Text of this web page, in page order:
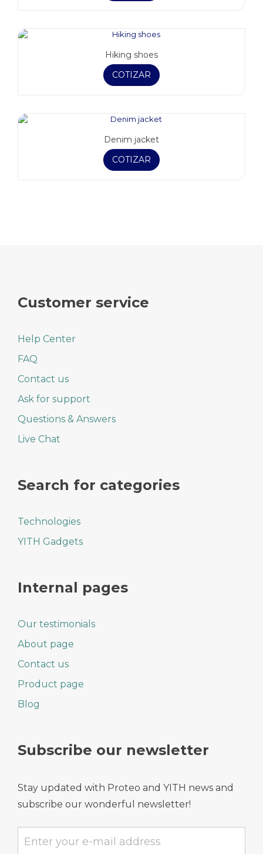
Hiking shoes
COTIZAR
Denim jacket
COTIZAR
Customer service
Help Center
FAQ
Contact us
Ask for support
Questions & Answers
Live Chat
Search for categories
Technologies
YITH Gadgets
Internal pages
Our testimonials
About page
Contact us
Product page
Blog
Subscribe our newsletter
Stay updated with Proteo and YITH news and
subscribe our wonderful newsletter!